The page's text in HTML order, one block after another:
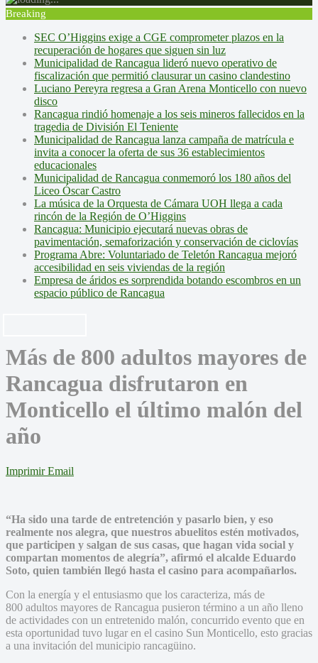
Breaking
SEC O’Higgins exige a CGE comprometer plazos en la
recuperación de hogares que siguen sin luz
Municipalidad de Rancagua lideró nuevo operativo de
fiscalización que permitió clausurar un casino clandestino
Luciano Pereyra regresa a Gran Arena Monticello con nuevo
disco
Rancagua rindió homenaje a los seis mineros fallecidos en la
tragedia de División El Teniente
Municipalidad de Rancagua lanza campaña de matrícula e
invita a conocer la oferta de sus 36 establecimientos
educacionales
Municipalidad de Rancagua conmemoró los 180 años del
Liceo Óscar Castro
La música de la Orquesta de Cámara UOH llega a cada
rincón de la Región de O’Higgins
Rancagua: Municipio ejecutará nuevas obras de
pavimentación, semaforización y conservación de ciclovías
Programa Abre: Voluntariado de Teletón Rancagua mejoró
accesibilidad en seis viviendas de la región
Empresa de áridos es sorprendida botando escombros en un
espacio público de Rancagua
Más de 800 adultos mayores de
Rancagua disfrutaron en
Monticello el último malón del
año
Imprimir Email
“Ha sido una tarde de entretención y pasarlo bien, y eso
realmente nos alegra, que nuestros abuelitos estén motivados,
que participen y salgan de sus casas, que hagan vida social y
compartan momentos de alegría”, afirmó el alcalde Eduardo
Soto, quien también llegó hasta el casino para acompañarlos.
Con la energía y el entusiasmo que los caracteriza, más de
800 adultos mayores de Rancagua pusieron término a un año lleno
de actividades con un entretenido malón, concurrido evento que en
esta oportunidad tuvo lugar en el casino Sun Monticello, esto gracias
a una invitación del municipio rancagüino.